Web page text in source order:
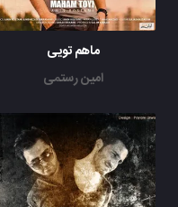
ماهم تویی
امین رستمی